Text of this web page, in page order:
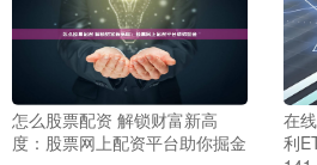
怎么股票配资 解锁财富新高
度：股票网上配资平台助你掘金
在
利